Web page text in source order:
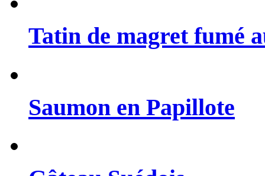
Tatin de magret fumé
Saumon en Papillote